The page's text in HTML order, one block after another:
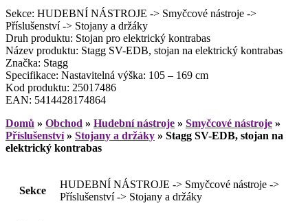
Sekce: HUDEBNÍ NÁSTROJE -> Smyčcové nástroje ->
Příslušenství -> Stojany a držáky
Druh produktu: Stojan pro elektrický kontrabas
Název produktu: Stagg SV-EDB, stojan na elektrický kontrabas
Značka: Stagg
Specifikace: Nastavitelná výška: 105 – 169 cm
Kod produktu: 25017486
EAN: 5414428174864
Domů » Obchod » Hudební nástroje » Smyčcové nástroje »
Příslušenství» Stojany a držáky » Stagg SV-EDB, stojan na
elektrický kontrabas
Sekce
HUDEBNÍ NÁSTROJE -> Smyčcové nástroje ->
Příslušenství -> Stojany a držáky